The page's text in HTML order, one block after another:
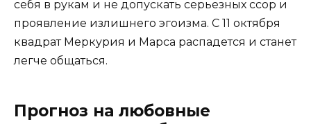
себя в рукам и не допускать серьезных ссор и
проявление излишнего эгоизма. С 11 октября
квадрат Меркурия и Марса распадется и станет
легче общаться.
Прогноз на любовные